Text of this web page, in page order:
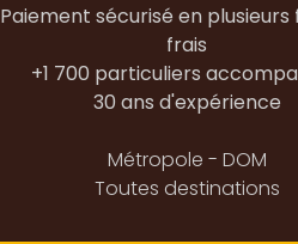
Paiement sécurisé en plusieurs
frais
+1 700 particuliers
30 ans d'expérience
Métropole - DOM
Toutes destinations